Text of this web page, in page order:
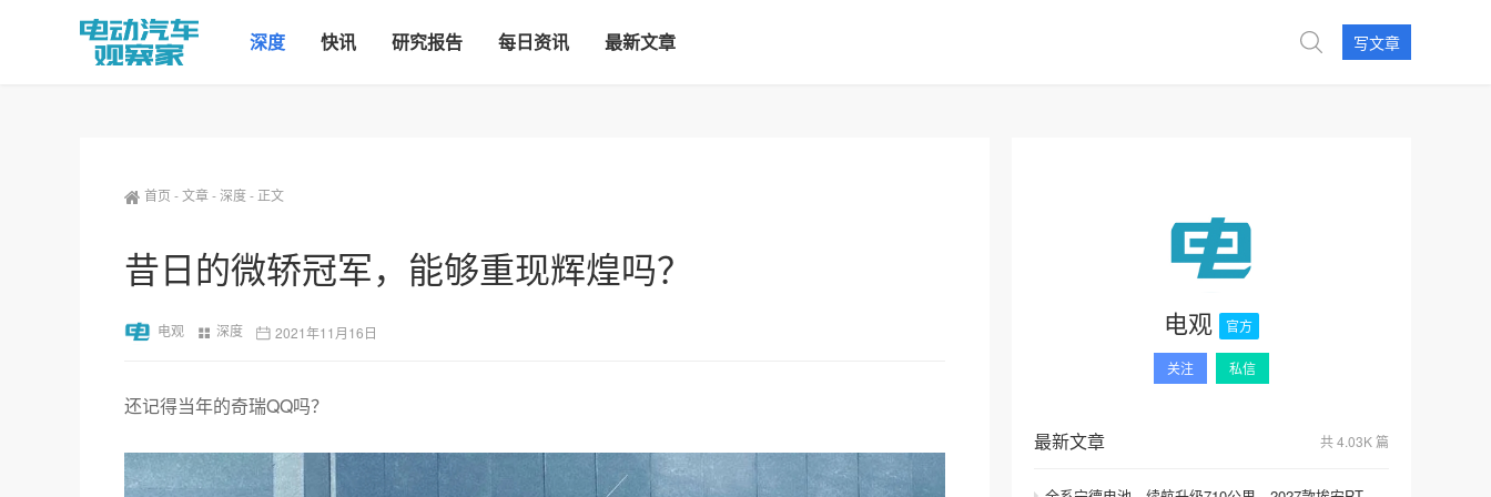
深度 快讯 研究报告 每日资讯 最新文章 写文章
首页 -文章-深度- 正文
昔日的微轿冠军，能够重现辉煌吗？
电观 深度 2021年11月16日
还记得当年的奇瑞QQ吗？
电观 官方
关注 私信
最新文章 共 4.03K 篇